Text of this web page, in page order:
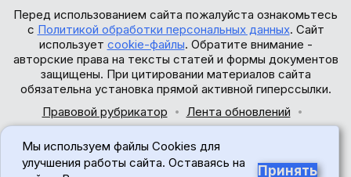
Перед использованием сайта пожалуйста ознакомьтесь
с Политикой обработки персональных данных. Сайт
использует cookie-файлы. Обратите внимание -
авторские права на тексты статей и формы документов
защищены. При цитировании материалов сайта
обязательна установка прямой активной гиперссылки.
Правовой рубрикатор
Лента обновлений
© 2017-2026
Мы используем файлы Cookies для
улучшения работы сайта. Оставаясь на
Принять